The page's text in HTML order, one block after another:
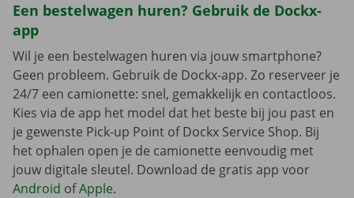
Een bestelwagen huren? Gebruik de Dockx-
app
Wil je een bestelwagen huren via jouw smartphone?
Geen probleem. Gebruik de Dockx-app. Zo reserveer je
24/7 een camionette: snel, gemakkelijk en contactloos.
Kies via de app het model dat het beste bij jou past en
je gewenste Pick-up Point of Dockx Service Shop. Bij
het ophalen open je de camionette eenvoudig met
jouw digitale sleutel. Download de gratis app voor
Android ofApple.